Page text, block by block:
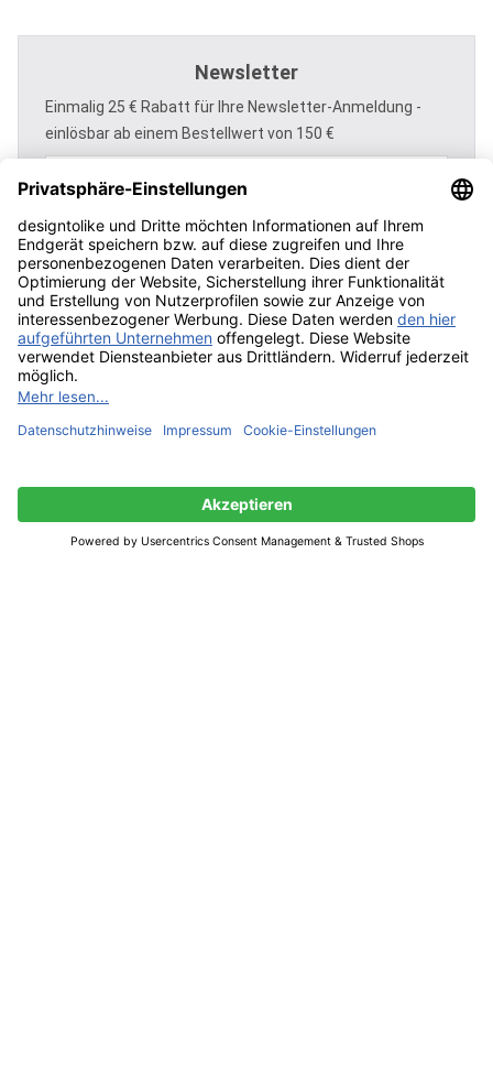
Produkte filtern
Newsletter
Einmalig 25 € Rabatt für Ihre Newsletter-Anmeldung -
einlösbar ab einem Bestellwert von 150 €
Um weiterzugehen, geben Sie die oben
abgebildeten Zeichen ein*
Kenntnis genommen und erkenne diese an.
Abonnieren